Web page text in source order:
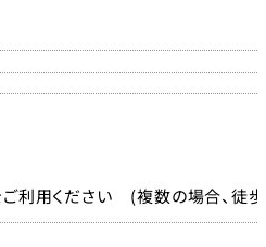
利用ください (複数の場合、徒